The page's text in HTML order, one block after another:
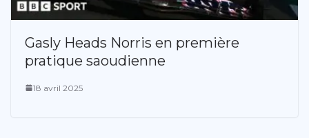
Gasly Heads Norris en première
pratique saoudienne
18 avril 2025